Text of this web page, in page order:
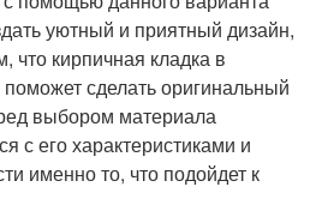
уютный и приятный дизайн,
что кирпичная кладка в
сделать оригинальный
выбором материала
с его характеристиками и
именно то, что подойдет к